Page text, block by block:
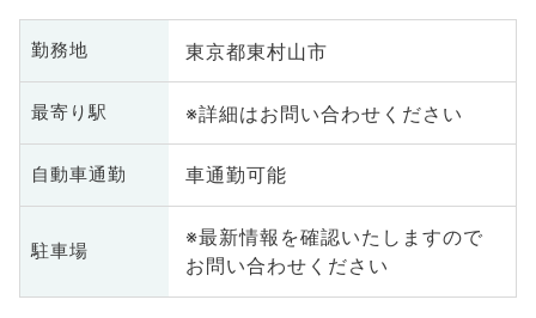
勤務地 東京都東村山市
最寄り駅 ※詳細はお問い合わせください
自動車通勤 車通勤可能
駐車場
※最新情報を確認いたしますので
お問い合わせください